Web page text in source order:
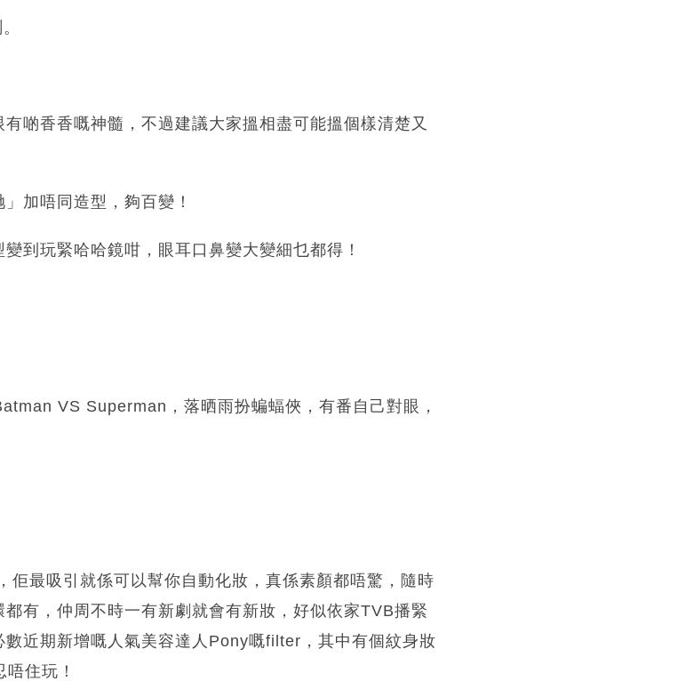
啲香香嘅神髓，不過建議大家搵相盡可能搵個樣清楚又
加唔同造型，夠百變！
到玩緊哈哈鏡咁，眼耳口鼻變大變細乜都得！
VS Superman，落晒雨扮蝙蝠俠，有番自己對眼，
最吸引就係可以幫你自動化妝，真係素顏都唔驚，隨時
有，仲周不時一有新劇就會有新妝，好似依家TVB播緊
近期新增嘅人氣美容達人Pony嘅filter，其中有個紋身妝
住玩！